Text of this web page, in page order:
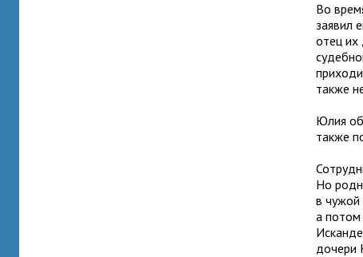
Во
заявил
отец их
также
Юлия
также
Но
в чужой
а потом
дочери